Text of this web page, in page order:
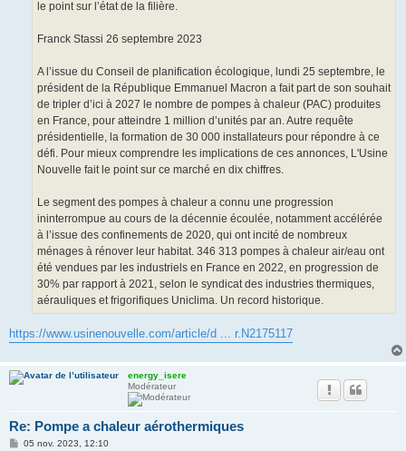
le point sur l’état de la filière.
Franck Stassi 26 septembre 2023
A l’issue du Conseil de planification écologique, lundi 25 septembre, le
président de la République Emmanuel Macron a fait part de son souhait
de tripler d’ici à 2027 le nombre de pompes à chaleur (PAC) produites
en France, pour atteindre 1 million d’unités par an. Autre requête
présidentielle, la formation de 30 000 installateurs pour répondre à ce
défi. Pour mieux comprendre les implications de ces annonces, L'Usine
Nouvelle fait le point sur ce marché en dix chiffres.
Le segment des pompes à chaleur a connu une progression
ininterrompue au cours de la décennie écoulée, notamment accélérée
à l’issue des confinements de 2020, qui ont incité de nombreux
ménages à rénover leur habitat. 346 313 pompes à chaleur air/eau ont
été vendues par les industriels en France en 2022, en progression de
30% par rapport à 2021, selon le syndicat des industries thermiques,
aérauliques et frigorifiques Uniclima. Un record historique.
https://www.usinenouvelle.com/article/d ... r.N2175117
energy_isere
Modérateur
Re: Pompe a chaleur aérothermiques
M05 nov. 2023, 12:10